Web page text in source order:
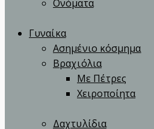
Ονόματα
Γυναίκα
Ασημένιο κόσμημα
Βραχιόλια
Με Πέτρες
Χειροποίητα
Δαχτυλίδια